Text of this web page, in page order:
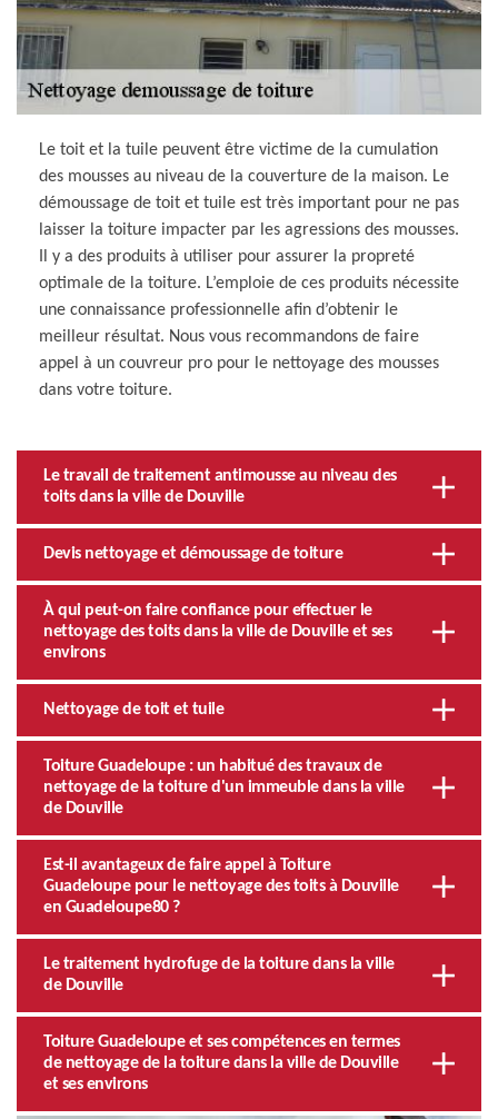
Le toit et la tuile peuvent être victime de la cumulation
des mousses au niveau de la couverture de la maison. Le
démoussage de toit et tuile est très important pour ne pas
laisser la toiture impacter par les agressions des mousses.
Il y a des produits à utiliser pour assurer la propreté
optimale de la toiture. L’emploie de ces produits nécessite
une connaissance professionnelle afin d’obtenir le
meilleur résultat. Nous vous recommandons de faire
appel à un couvreur pro pour le nettoyage des mousses
dans votre toiture.
Le travail de traitement antimousse au niveau des
toits dans la ville de Douville
Devis nettoyage et démoussage de toiture
À qui peut-on faire confiance pour effectuer le
nettoyage des toits dans la ville de Douville et ses
environs
Nettoyage de toit et tuile
Toiture Guadeloupe : un habitué des travaux de
nettoyage de la toiture d'un immeuble dans la ville
de Douville
Est-il avantageux de faire appel à Toiture
Guadeloupe pour le nettoyage des toits à Douville
en Guadeloupe80 ?
Le traitement hydrofuge de la toiture dans la ville
de Douville
Toiture Guadeloupe et ses compétences en termes
de nettoyage de la toiture dans la ville de Douville
et ses environs